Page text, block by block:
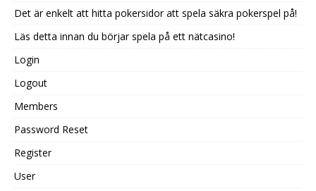
Det är enkelt att hitta pokersidor att spela säkra pokerspel på!
Läs detta innan du börjar spela på ett nätcasino!
Login
Logout
Members
Password Reset
Register
User